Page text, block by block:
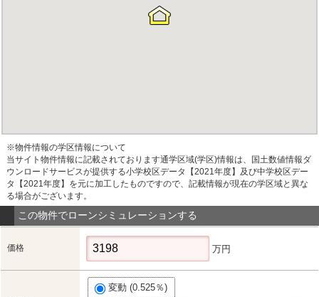
※物件情報の学区情報について
当サイト物件情報に記載されております通学区域(学区)情報は、国土数値情報ダ
ウンロードサービスが提供する小学校区データ【2021年度】及び中学校区デー
タ【2021年度】を元に加工したものですので、記載情報が現在の学区域と異な
る場合がございます。
この物件でローンシミュレーションする
価格 万円
変動 (0.525％)